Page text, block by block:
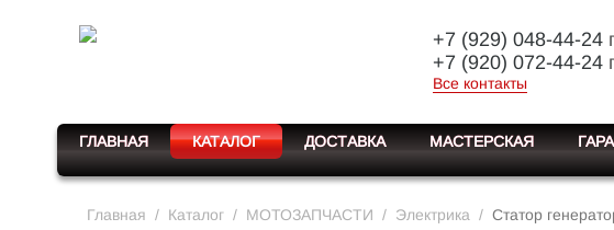
+7 (929) 048-44-24
+7 (920) 072-44-24
Все контакты
ГЛАВНАЯ КАТАЛОГ ДОСТАВКА МАСТЕРСКАЯ
Главная / Каталог / МОТОЗАПЧАСТИ / Электрика / Статор